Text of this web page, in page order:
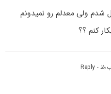
ولی معدلم رو نمیدونم
کنم ؟؟
- Reply